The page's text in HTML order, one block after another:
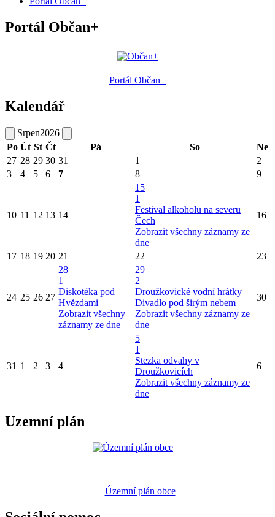
Portál Občan+
Portál Občan+
Kalendář
Srpen2026
Po Út St Čt Pá So
Ne
27 28 29 30 31 1
2
3
4 5 6 7 8 9
10 11 12 13 14
15
1
Festival alkoholu na severu
Čech
Zobrazit všechny záznamy ze
dne
16
17 18 19 20 21 22 23
24 25 26 27
28
1
Diskotéka pod
Hvězdami
Zobrazit všechny
záznamy ze dne
29
2
Droužkovické vodní hrátky
Divadlo pod širým nebem
Zobrazit všechny záznamy ze
dne
30
31 1 2 3 4
5
1
Stezka odvahy v
Droužkovicích
Zobrazit všechny záznamy ze
dne
6
Uzemní plán
Územní plán obce